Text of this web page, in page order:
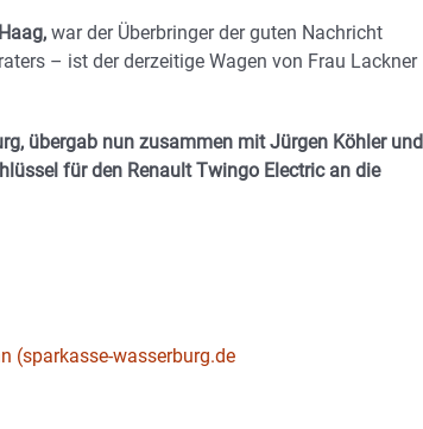
war der Überbringer der guten Nachricht
– ist der derzeitige Wagen von Frau Lackner
übergab nun zusammen mit Jürgen Köhler und
für den Renault Twingo Electric an die
(sparkasse-wasserburg.de